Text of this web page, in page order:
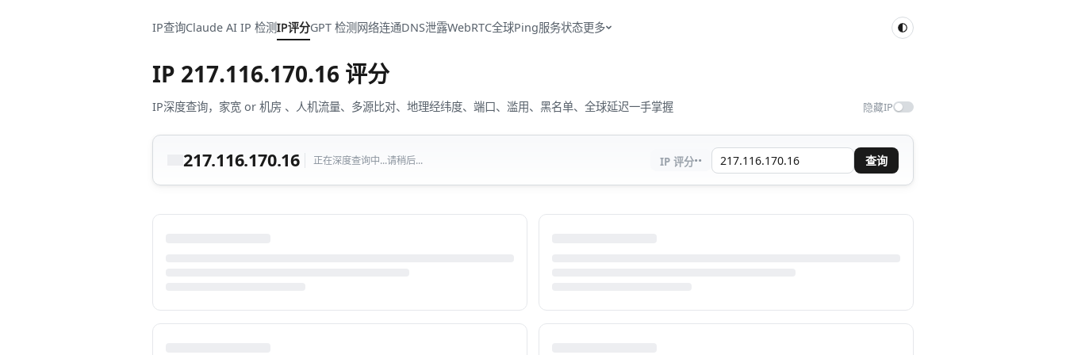
IP查询Claude AI IP 检测IP评分GPT 检测网络连通DNS泄露WebRTC全球Ping服务状态更多
IP 217.116.170.16 评分
IP深度查询，家宽 or 机房 、人机流量、多源比对、地理经纬度、端口、滥用、黑名单、全球延迟一手掌握 隐藏IP
217.116.170.16 正在深度查询中...请稍后... IP 评分·· 查询